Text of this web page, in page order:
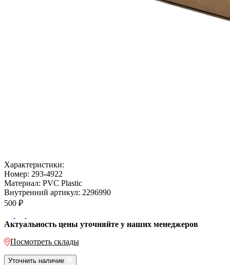
Характеристики:
Номер: 293-4922
Материал: PVC Plastic
Внутренний артикул: 2296990
500 ₽
Актуальность цены уточняйте у наших менеджеров
Посмотреть склады
Уточнить наличие